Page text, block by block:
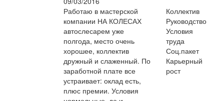
Работаю в мастерской
компании НА КОЛЕСАХ
автослесарем уже
полгода, место очень
хорошее, коллектив
дружный и слаженный. По
заработной плате все
устраивает: оклад есть,
плюс премии. Условия
Коллектив
Руководство
Условия
труда
Соц.пакет
Карьерный
рост